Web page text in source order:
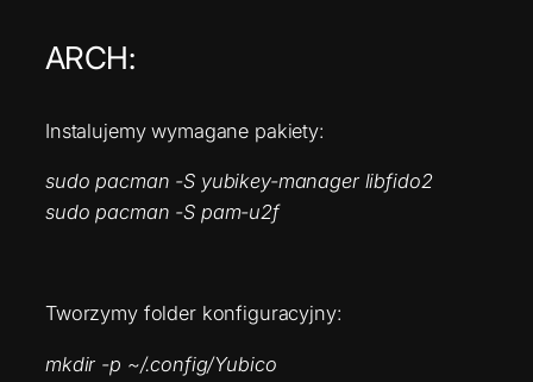
ARCH:
Instalujemy wymagane pakiety:
sudo pacman -S yubikey-manager libfido2
sudo pacman -S pam-u2f
Tworzymy folder konfiguracyjny:
mkdir -p ~/.config/Yubico